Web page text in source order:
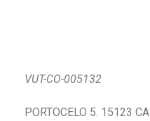
VUT-CO-005132
PORTOCELO 5. 15123